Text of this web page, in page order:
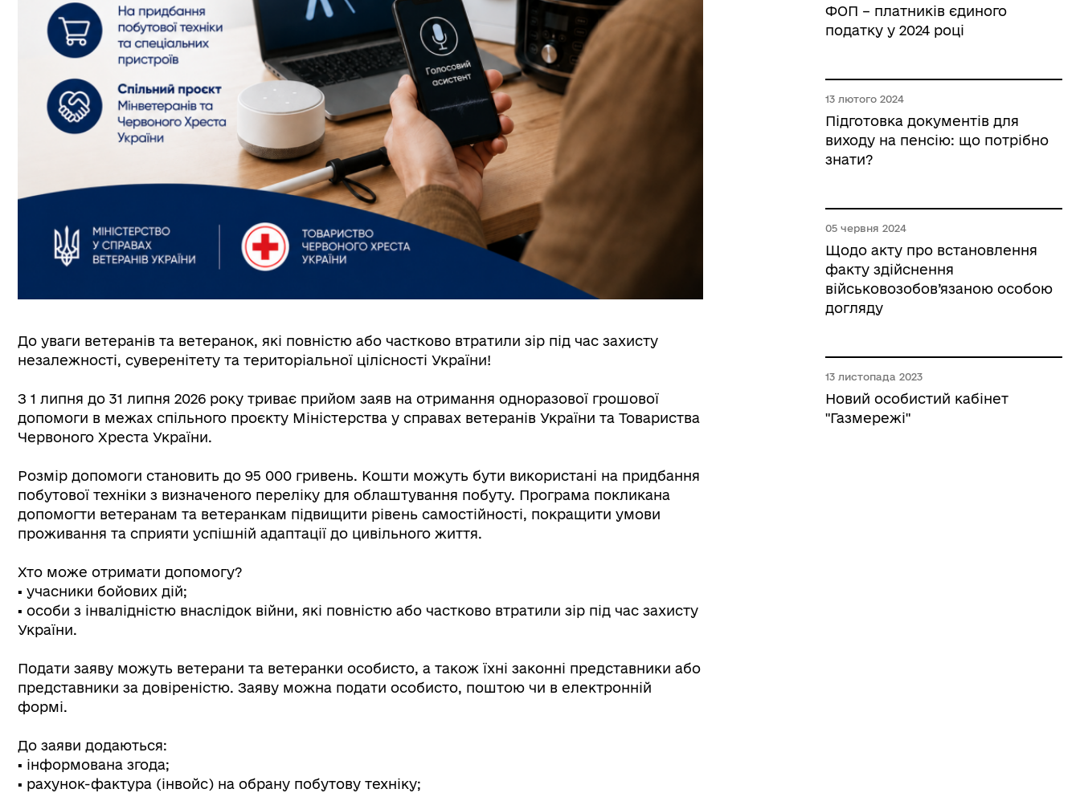
До уваги ветеранів та ветеранок, які повністю або частково втратили зір під час захисту
незалежності, суверенітету та територіальної цілісності України!
З 1 липня до 31 липня 2026 року триває прийом заяв на отримання одноразової грошової
допомоги в межах спільного проєкту Міністерства у справах ветеранів України та Товариства
Червоного Хреста України.
Розмір допомоги становить до 95 000 гривень. Кошти можуть бути використані на придбання
побутової техніки з визначеного переліку для облаштування побуту. Програма покликана
допомогти ветеранам та ветеранкам підвищити рівень самостійності, покращити умови
проживання та сприяти успішній адаптації до цивільного життя.
Хто може отримати допомогу?
▪️ учасники бойових дій;
▪️ особи з інвалідністю внаслідок війни, які повністю або частково втратили зір під час захисту
України.
Подати заяву можуть ветерани та ветеранки особисто, а також їхні законні представники або
представники за довіреністю. Заяву можна подати особисто, поштою чи в електронній
формі.
До заяви додаються:
▪️ інформована згода;
▪️ рахунок-фактура (інвойс) на обрану побутову техніку;
ФОП – платників єдиного
податку у 2024 році
13 лютого 2024
Підготовка документів для
виходу на пенсію: що потрібно
знати?
05 червня 2024
Щодо акту про встановлення
факту здійснення
військовозобов’язаною особою
догляду
13 листопада 2023
Новий особистий кабінет
"Газмережі"